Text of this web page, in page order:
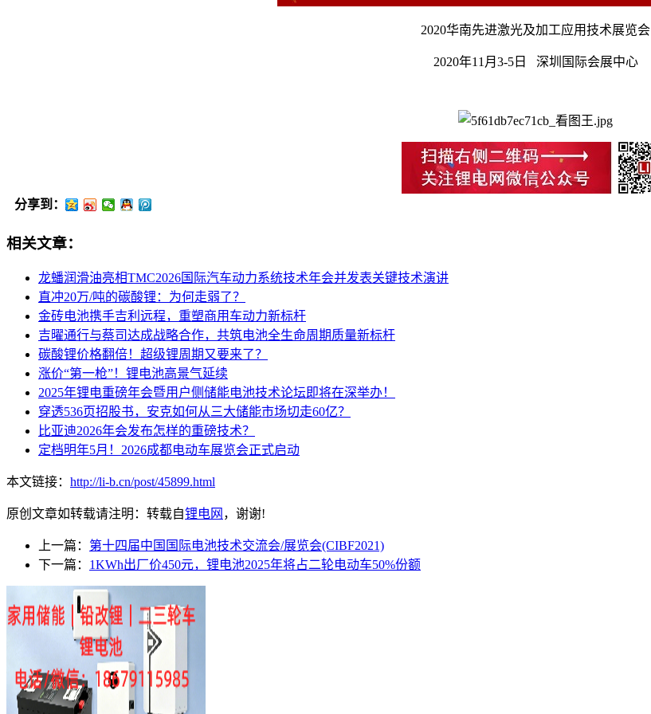
2020华南先进激光及加工应用技术展览会
2020年11月3-5日 深圳国际会展中心
分享到：
相关文章：
龙蟠润滑油亮相TMC2026国际汽车动力系统技术年会并发表关键技术演讲
直冲20万/吨的碳酸锂：为何走弱了？
金砖电池携手吉利远程，重塑商用车动力新标杆
吉曜通行与蔡司达成战略合作，共筑电池全生命周期质量新标杆
碳酸锂价格翻倍！超级锂周期又要来了？
涨价“第一枪”！锂电池高景气延续
2025年锂电重磅年会暨用户侧储能电池技术论坛即将在深举办！
穿透536页招股书，安克如何从三大储能市场切走60亿？
比亚迪2026年会发布怎样的重磅技术？
定档明年5月！2026成都电动车展览会正式启动
本文链接： http://li-b.cn/post/45899.html
原创文章如转载请注明：转载自锂电网 ，谢谢!
上一篇： 第十四届中国国际电池技术交流会/展览会(CIBF2021)
下一篇： 1KWh出厂价450元，锂电池2025年将占二轮电动车50%份额